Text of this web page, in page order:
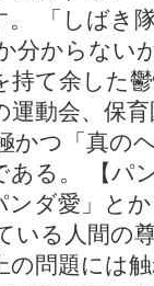
。 「しばき
分からない
持て余した
動会、保
かつ「真の
ある。 【パ
ダ愛」と
いる人間の
の問題には